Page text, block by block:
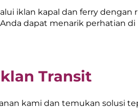
iklan kapal dan ferry
dapat menarik perhatian
Transit
kami dan temukan solusi